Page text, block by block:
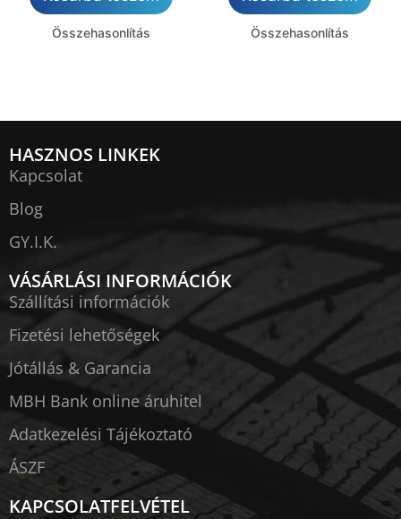
Összehasonlítás Összehasonlítás
HASZNOS LINKEK
Kapcsolat
Blog
GY.I.K.
VÁSÁRLÁSI INFORMÁCIÓK
Szállítási információk
Fizetési lehetőségek
Jótállás & Garancia
MBH Bank online áruhitel
Adatkezelési Tájékoztató
ÁSZF
KAPCSOLATFELVÉTEL